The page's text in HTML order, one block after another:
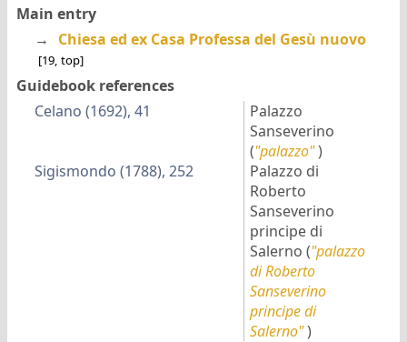
Main entry
→
Chiesa ed ex Casa Professa del Gesù nuovo
[19, top]
Guidebook references
Celano (1692), 41
Palazzo
Sanseverino
("palazzo")
Sigismondo (1788), 252
Palazzo di
Roberto
Sanseverino
principe di
Salerno ("palazzo
di Roberto
Sanseverino
principe di
Salerno")